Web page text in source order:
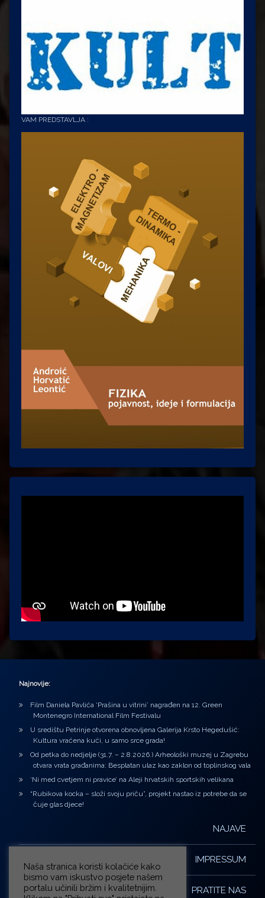
VAM PREDSTAVLJA :
Najnovije:
Film Daniela Pavlića ‘Prašina u vitrini’ nagrađen na 12. Green
Montenegro International Film Festivalu
U središtu Petrinje otvorena obnovljena Galerija Krsto Hegedušić:
Kultura vraćena kući, u samo srce grada!
Od petka do nedjelje (31.7. – 2.8.2026.) Arheološki muzej u Zagrebu
otvara vrata građanima: Besplatan ulaz kao zaklon od toplinskog vala
‘Ni med cvetjem ni pravice’ na Aleji hrvatskih sportskih velikana
“Rubikova kocka – složi svoju priču”, projekt nastao iz potrebe da se
čuje glas djece!
NAJAVE
IMPRESSUM
PRATITE NAS
Naša stranica koristi kolačiće kako
bismo vam iskustvo posjete našem
portalu učinili bržim i kvalitetnijim.